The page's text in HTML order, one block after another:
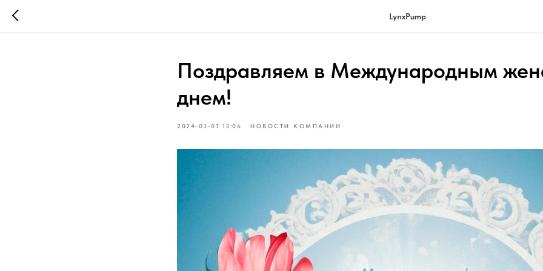
LynxPump
Поздравляем в Международным
днем!
2024-03-07 13:06 НОВОСТИ КОМПАНИИ